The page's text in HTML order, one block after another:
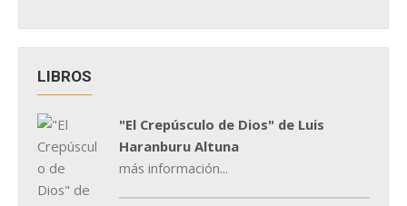
LIBROS
"El Crepúsculo de Dios" de Luis
Haranburu Altuna
más información...